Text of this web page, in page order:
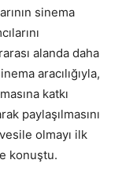
sinema
alanda daha
aracılığıyla,
katkı
paylaşılmasını
olmayı ilk
konuştu.